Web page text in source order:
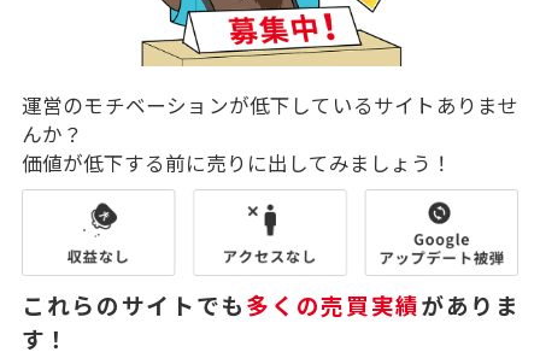
運営のモチベーションが低下しているサイトありませ
んか？
価値が低下する前に売りに出してみましょう！
これらのサイトでも多くの売買実績がありま
す！